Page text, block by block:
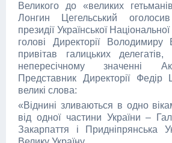
Великого до «великих
Лонгин Цегельський
президії Української
голові Директорії Володимиру
привітав галицьких
непересічному значенні
Представник Директорії Федір
великі слова:
«Віднині зливаються в одно
від одної частини України –
Закарпаття і Придніпрянська